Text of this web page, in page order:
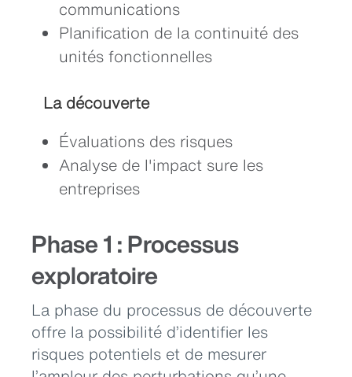
communications
Planification de la continuité des
unités fonctionnelles
La découverte
Évaluations des risques
Analyse de l'impact sure les
entreprises
Phase 1 : Processus
exploratoire
La phase du processus de découverte
offre la possibilité d’identifier les
risques potentiels et de mesurer